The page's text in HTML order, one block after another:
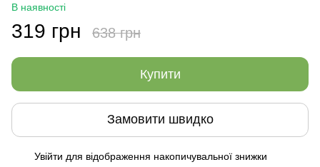
В наявності
319 грн 638 грн
Купити
Замовити швидко
Увійти для відображення накопичувальної знижки